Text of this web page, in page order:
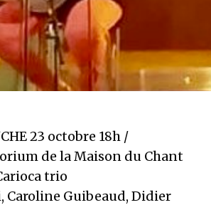
23 octobre 18h /
de la Maison du Chant
trio
Caroline Guibeaud, Didier